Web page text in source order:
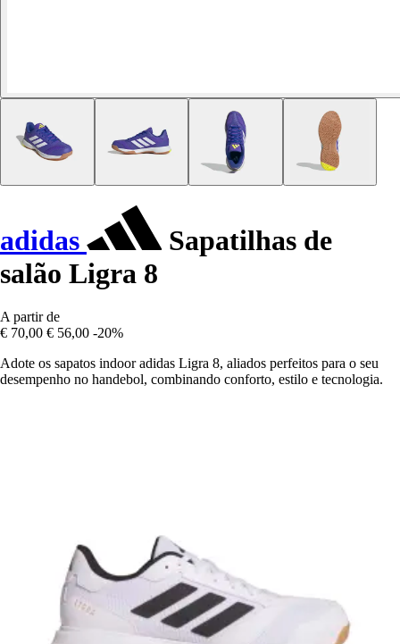
adidas
Sapatilhas de
salão Ligra 8
A partir de
€ 70,00 € 56,00 -20%
Adote os sapatos indoor adidas Ligra 8, aliados perfeitos para o seu
desempenho no handebol, combinando conforto, estilo e tecnologia.